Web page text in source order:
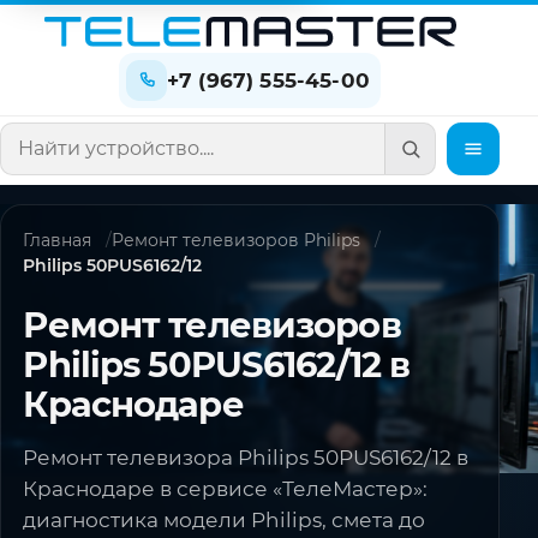
+7 (967) 555-45-00
Поиск по сайту
Главная
Ремонт телевизоров Philips
Philips 50PUS6162/12
Ремонт телевизоров
Philips 50PUS6162/12 в
Краснодаре
Ремонт телевизора Philips 50PUS6162/12 в
Краснодаре в сервисе «ТелеМастер»:
диагностика модели Philips, смета до